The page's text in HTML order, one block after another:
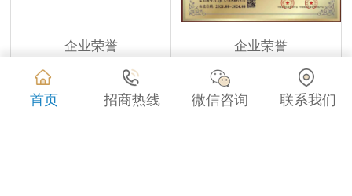
企业荣誉 企业荣誉
首页 招商热线 微信咨询 联系我们